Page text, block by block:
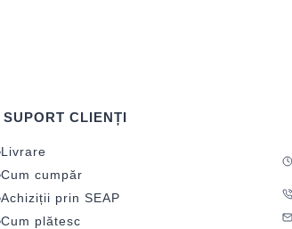
SUPORT CLIENȚI
Livrare
Cum cumpăr
Achiziții prin SEAP
Cum plătesc